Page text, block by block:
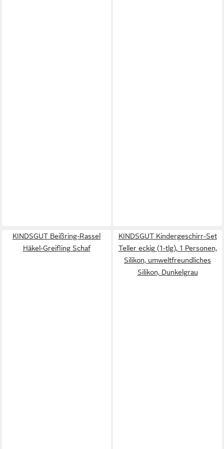
KINDSGUT Beißring-Rassel
Häkel-Greifling Schaf
KINDSGUT Kindergeschirr-Set
Teller eckig (1-tlg), 1 Personen,
Silikon, umweltfreundliches
Silikon, Dunkelgrau